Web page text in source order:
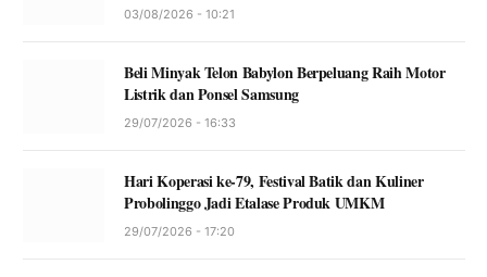
03/08/2026 - 10:21
Beli Minyak Telon Babylon Berpeluang Raih Motor
Listrik dan Ponsel Samsung
29/07/2026 - 16:33
Hari Koperasi ke-79, Festival Batik dan Kuliner
Probolinggo Jadi Etalase Produk UMKM
29/07/2026 - 17:20